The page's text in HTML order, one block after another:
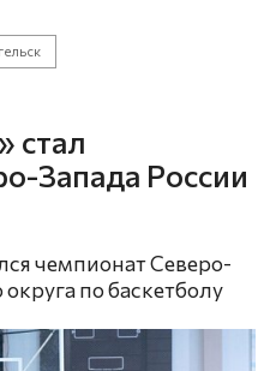
стал
Запада России
чемпионат Северо-
по баскетболу